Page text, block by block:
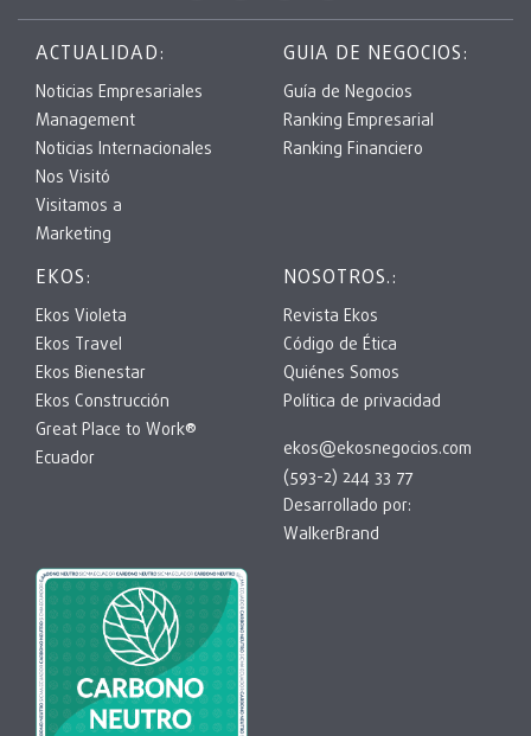
ACTUALIDAD:
Noticias Empresariales
Management
Noticias Internacionales
Nos Visitó
Visitamos a
Marketing
GUIA DE NEGOCIOS:
Guía de Negocios
Ranking Empresarial
Ranking Financiero
EKOS:
Ekos Violeta
Ekos Travel
Ekos Bienestar
Ekos Construcción
Great Place to Work®
Ecuador
NOSOTROS.:
Revista Ekos
Código de Ética
Quiénes Somos
Política de privacidad
ekos@ekosnegocios.com
(593-2) 244 33 77
Desarrollado por:
WalkerBrand